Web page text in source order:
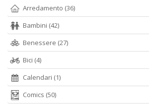
Arredamento (36)
Bambini (42)
Benessere (27)
Bici (4)
Calendari (1)
Comics (50)